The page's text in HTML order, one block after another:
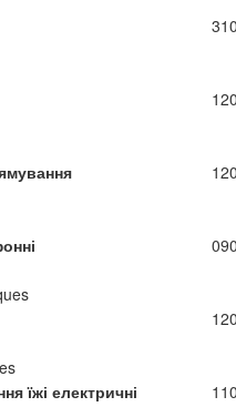
їжі електричні